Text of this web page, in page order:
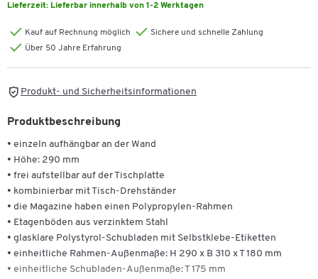
Lieferzeit: Lieferbar innerhalb von 1-2 Werktagen
Kauf auf Rechnung möglich
Sichere und schnelle Zahlung
Über 50 Jahre Erfahrung
Produkt- und Sicherheitsinformationen
Produktbeschreibung
• einzeln aufhängbar an der Wand
• Höhe: 290 mm
• frei aufstellbar auf der Tischplatte
• kombinierbar mit Tisch-Drehständer
• die Magazine haben einen Polypropylen-Rahmen
• Etagenböden aus verzinktem Stahl
• glasklare Polystyrol-Schubladen mit Selbstklebe-Etiketten
• einheitliche Rahmen-Außenmaße: H 290 x B 310 x T 180 mm
• einheitliche Schubladen-Außenmaße: T 175 mm